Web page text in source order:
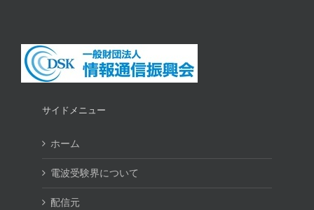
サイドメニュー
ホーム
電波受験界について
配信元